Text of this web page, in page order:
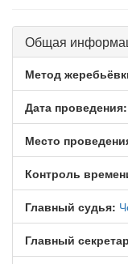
Общая
Метод
Дата проведения:
Место
Контроль
Главный судья:
Главный